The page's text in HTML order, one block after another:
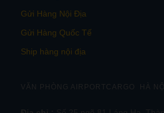
Gửi Hàng Nội Địa
Gửi Hàng Quốc Tế
Ship hàng nội địa
VĂN PHÒNG AIRPORTCARGO HÀ NỘI